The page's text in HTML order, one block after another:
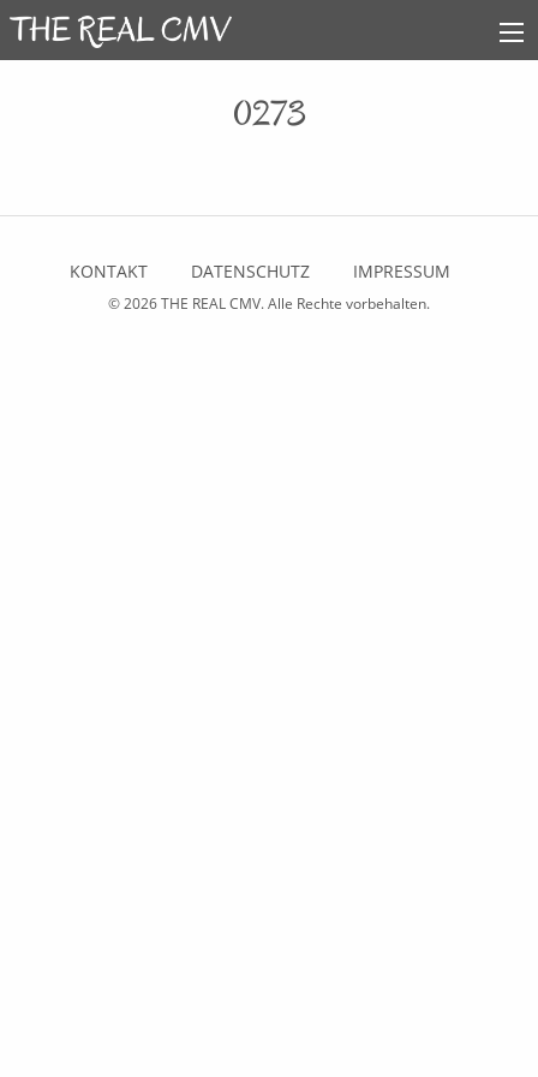
0273
KONTAKT DATENSCHUTZ IMPRESSUM
© 2026THE REAL CMV. Alle Rechte vorbehalten.